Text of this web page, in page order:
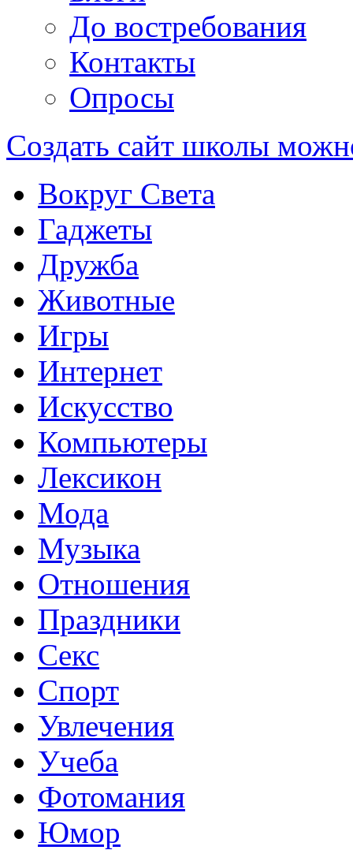
До востребования
Контакты
Опросы
Создать сайт школы
Вокруг Света
Гаджеты
Дружба
Животные
Игры
Интернет
Искусство
Компьютеры
Лексикон
Мода
Музыка
Отношения
Праздники
Секс
Спорт
Увлечения
Учеба
Фотомания
Юмор